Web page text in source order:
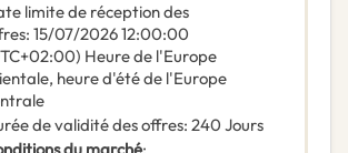
limite de réception des
: 15/07/202612:00:00
Heure de l'Europe
heure d'été de l'Europe
de validité des offres: 240 Jours